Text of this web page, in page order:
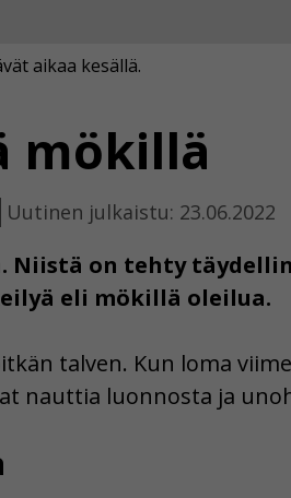
mökillä
Uutinen julkaistu: 23.06.2022
Niistä on tehty
eli mökillä oleilua.
aikaa kesällä.
talven. Kun loma
nauttia luonnosta ja